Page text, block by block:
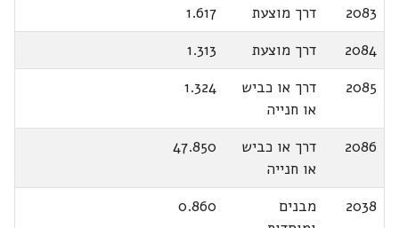
2083
דרך מוצעת
1.617
2084
דרך מוצעת
1.313
2085
דרך או כביש
או חנייה
1.324
2086
דרך או כביש
או חנייה
47.850
2038
מבנים
0.860